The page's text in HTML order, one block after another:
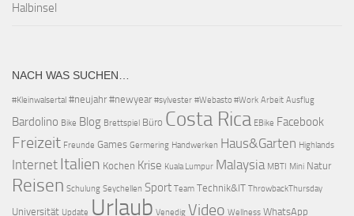
Halbinsel
NACH WAS SUCHEN…
#Kleinwalsertal #neujahr #newyear #sylvester #Webasto #Work Arbeit Ausflug
Bardolino Bike Blog Brettspiel Büro Costa Rica EBike Facebook
Freizeit Freunde Games Germering Handwerken Haus&Garten Highlands
Internet Italien Kochen Krise Kuala Lumpur Malaysia MBTI Mini Natur
Reisen Schulung Seychellen Sport Team Technik&IT ThrowbackThursday
Universität Update Urlaub Venedig Video Wellness WhatsApp